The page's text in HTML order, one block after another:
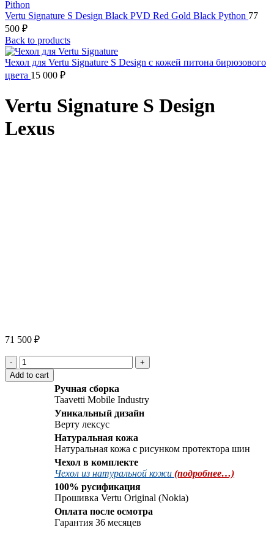
Vertu Signature S Design Black PVD Red Gold Black Python 77
500 ₽
Back to products
Чехол для Vertu Signature S Design с кожей питона бирюзового
цвета 15 000 ₽
Vertu Signature S Design
Lexus
71 500 ₽
Vertu
Signature
S
Add to cart
Ручная сборка
Taavetti Mobile Industry
Уникальный дизайн
Верту лексус
Натуральная кожа
Натуральная кожа с рисунком протектора шин
Чехол в комплекте
Чехол из натуральной кожи (подробнее…)
100% русификация
Прошивка Vertu Original (Nokia)
Оплата после осмотра
Гарантия 36 месяцев